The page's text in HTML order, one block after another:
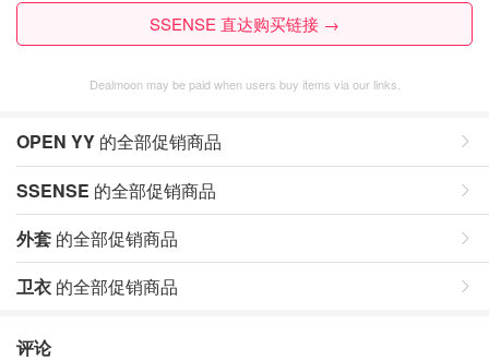
SSENSE 直达购买链接 →
Dealmoon may be paid when users buy items via our links.
OPEN YY 的全部促销商品
SSENSE 的全部促销商品
外套 的全部促销商品
卫衣 的全部促销商品
评论